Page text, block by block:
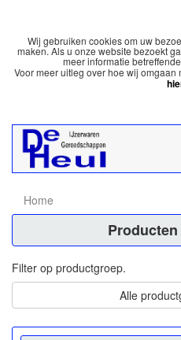
Wij gebruiken cookies om uw
maken. Als u onze website bezoekt
meer informatie
Voor meer uitleg over hoe wij
Home
Filter op productgroep.
Alle